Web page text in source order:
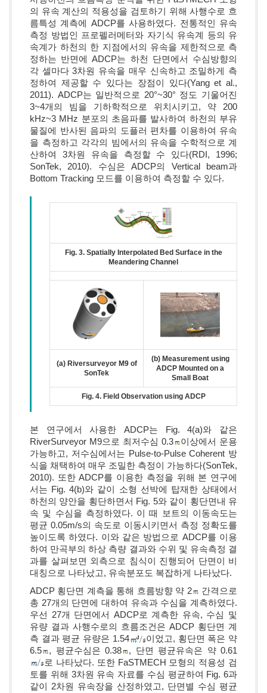
의 유속 계산의 적용성을 검토하기 위해 사행수로 흐
름특성 계측에 ADCP를 사용하였다. 전통적인 유속
측정 방법인 프로펠러메터와 자기식 유속계 등의 유
속계가 하천의 한 지점에서의 유속을 제한적으로 측
정하는 반면에 ADCP는 하천 단면에서 수심방향의
각 셀마다 3차원 유속을 매우 신속하고 조밀하게 측
정하여 제공할 수 있다는 장점이 있다(Yang et al.,
2011). ADCP는 일반적으로 20°~30° 정도 기울어진
3~4개의 빔을 기하학적으로 위치시키고, 약 200
kHz~3 MHz 분포의 초음파를 발사하여 하천의 부유
물질에 반사된 음파의 도플러 편차를 이용하여 유속
을 측정하고 각각의 빔에서의 유속을 수학적으로 계
산하여 3차원 유속을 측정할 수 있다(RDI, 1996;
SonTek, 2010). 수심은 ADCP의 Vertical beam과
Bottom Tracking 모드를 이용하여 측정할 수 있다.
Fig. 3. Spatially Interpolated Bed Surface in the
Meandering Channel
(a) Riversurveyor M9 of
SonTek
(b) Measurement using
ADCP Mounted on a
Small Boat
Fig. 4. Field Observation using ADCP
본 연구에서 사용한 ADCP는 Fig. 4(a)와 같은
RiverSurveyor M9으로 최저수심 0.3
이상에서 운용
가능하고, 저수심에서는 Pulse-to-Pulse Coherent 방
식을 채택하여 매우 조밀한 측정이 가능하다(SonTek,
2010). 또한 ADCP를 이용한 측정을 위해 본 연구에
서는 Fig. 4(b)와 같이 소형 선박에 탑재한 상태에서
하천의 양안을 횡단하면서 Fig. 5와 같이 횡단면내 유
속 및 수심을 측정하였다. 이 때 보트의 이동속도는
평균 0.05m/s의 속도로 이동시키면서 측정 정확도를
높이도록 하였다. 이와 같은 방법으로 ADCP를 이용
하여 만곡부의 하상 측량 결과와 수위 및 유속측정 결
과를 살펴보면 외측으로 침식이 진행되어 단면이 비
대칭으로 나타났고, 유속분포도 복잡하게 나타났다.
ADCP 횡단면 계측을 통해 흐름방향 약 2
간격으로
총 27개의 단면에 대하여 유속과 수심을 계측하였다.
우선 27개 단면에서 ADCP로 계측한 유속, 수심 및
유량 결과 사행수로의 흐름조건은 ADCP 횡단면 계
측 결과 평균 유량은 1.54
이었고, 횡단면 폭은 약
6.5
, 평균수심은 0.38
, 단면 평균유속은 약 0.61
로 나타났다. 또한 FaSTMECH 모형의 적용성 검
토를 위해 3차원 유속 자료를 수심 평균하여 Fig. 6과
같이 2차원 유속장을 산정하였고, 단면별 수심 평균